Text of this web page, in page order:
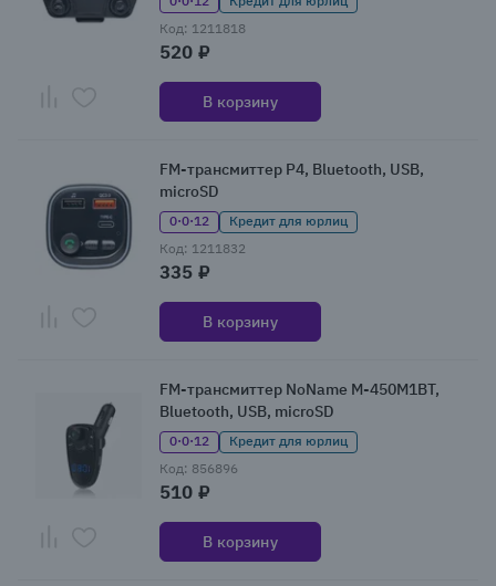
Код: 1211818
520 ₽
В корзину
FM-трансмиттер P4, Bluetooth, USB,
microSD
0·0·12
Кредит для юрлиц
Код: 1211832
335 ₽
В корзину
FM-трансмиттер NoName M-450M1BT,
Bluetooth, USB, microSD
0·0·12
Кредит для юрлиц
Код: 856896
510 ₽
В корзину